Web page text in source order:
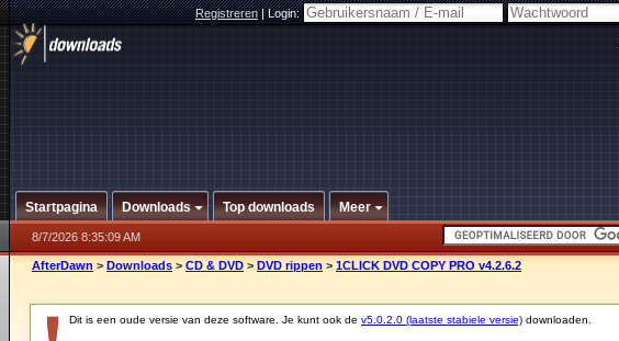
Registreren|Login:
Startpagina Downloads Top downloads Meer
8/7/2026 8:35:09 AM
AfterDawn > Downloads > CD & DVD > DVD rippen > 1CLICK DVD COPY PRO v4.2.6.2
Dit is een oude versie van deze software. Je kunt ook de v5.0.2.0 (laatste stabiele versie) downloaden.